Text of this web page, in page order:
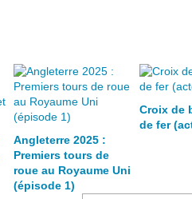
Angleterre 2025 :
Premiers tours de
roue au Royaume Uni
(épisode 1)
Croix de
de fer